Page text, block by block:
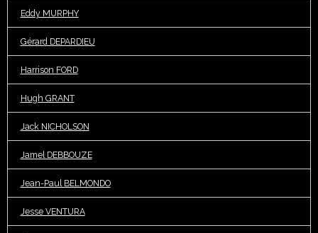
Eddy MURPHY
Gérard DEPARDIEU
Harrison FORD
Hugh GRANT
Jack NICHOLSON
Jamel DEBBOUZE
Jean-Paul BELMONDO
Jesse VENTURA